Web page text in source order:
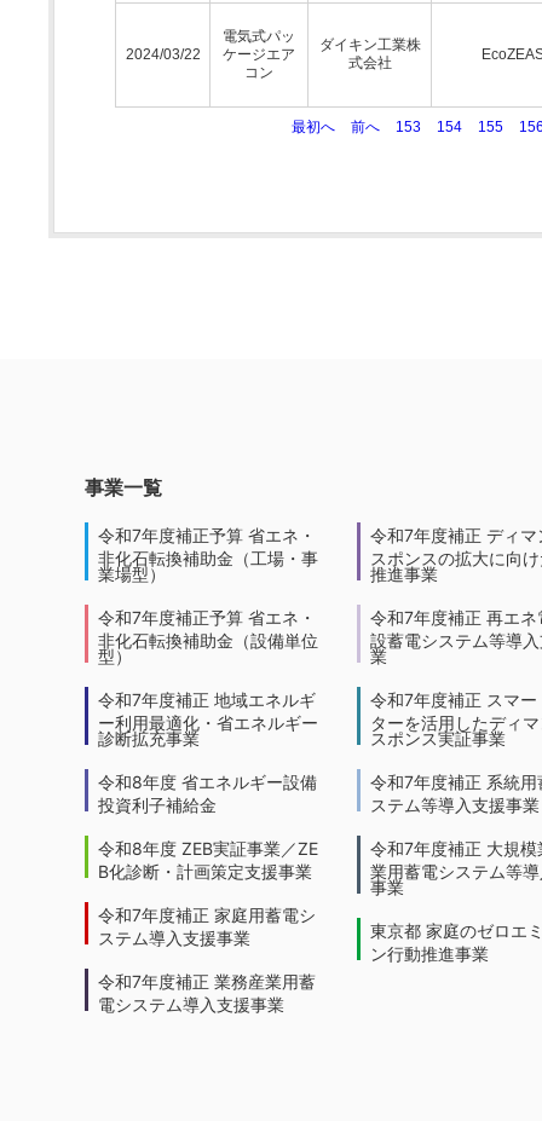
2024/03/22
電気式パッ
ケージエア
コン
ダイキン工業株
式会社
最初へ 前へ 153 154 155
事業一覧
令和7年度補正予算 省エネ・
非化石転換補助金（工場・事
業場型）
令和7年度補正予算 省エネ・
非化石転換補助金（設備単位
型）
令和7年度補正 地域エネルギ
ー利用最適化・省エネルギー
診断拡充事業
令和8年度 省エネルギー設備
投資利子補給金
令和8年度 ZEB実証事業／ZE
B化診断・計画策定支援事業
令和7年度補正 家庭用蓄電シ
ステム導入支援事業
令和7年度補正 業務産業用蓄
電システム導入支援事業
令和7年度補正 ディマ
スポンスの拡大に向
推進事業
令和7年度補正 再エネ
設蓄電システム等導
業
令和7年度補正 スマー
ターを活用したディ
スポンス実証事業
令和7年度補正 系統用
ステム等導入支援事業
令和7年度補正 大規模
業用蓄電システム等
事業
東京都 家庭のゼロエ
ン行動推進事業